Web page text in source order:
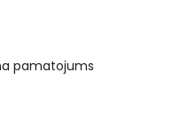
pamatojums